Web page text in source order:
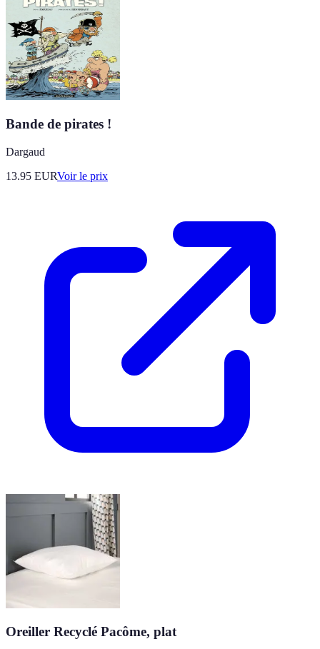
Bande de pirates !
Dargaud
13.95 EURVoir le prix
Oreiller Recyclé Pacôme, plat